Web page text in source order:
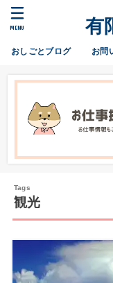
有
おしごとブログ お問
MENU
観光